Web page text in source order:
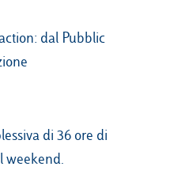
dal Pubblic
di 36 ore di
weekend.